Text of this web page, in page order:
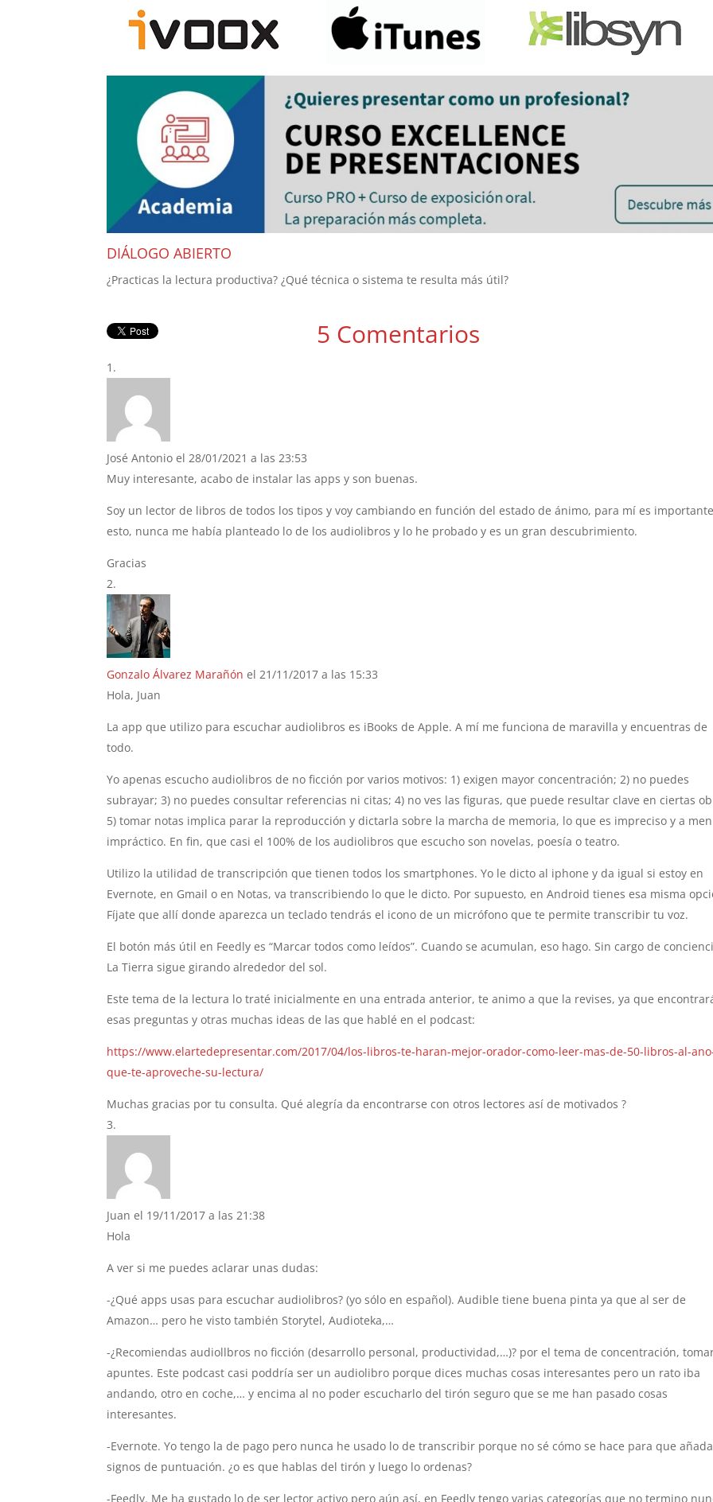
DIÁLOGO ABIERTO
¿Practicas la lectura productiva? ¿Qué técnica o sistema te resulta más útil?
5 Comentarios
José Antonio el 28/01/2021 a las 23:53
Muy interesante, acabo de instalar las apps y son buenas.
Soy un lector de libros de todos los tipos y voy cambiando en función del estado de ánimo, para mí es
esto, nunca me había planteado lo de los audiolibros y lo he probado y es un gran descubrimiento.
Gracias
Gonzalo Álvarez Marañón el 21/11/2017 a las 15:33
Hola, Juan
La app que utilizo para escuchar audiolibros es iBooks de Apple. A mí me funciona de maravilla y encuentras de
todo.
Yo apenas escucho audiolibros de no ficción por varios motivos: 1) exigen mayor concentración; 2) no puedes
subrayar; 3) no puedes consultar referencias ni citas; 4) no ves las figuras, que puede resultar clave en ciertas
5) tomar notas implica parar la reproducción y dictarla sobre la marcha de memoria, lo que es impreciso y a
impráctico. En fin, que casi el 100% de los audiolibros que escucho son novelas, poesía o teatro.
Utilizo la utilidad de transcripción que tienen todos los smartphones. Yo le dicto al iphone y da igual si estoy en
Evernote, en Gmail o en Notas, va transcribiendo lo que le dicto. Por supuesto, en Android tienes esa misma
Fíjate que allí donde aparezca un teclado tendrás el icono de un micrófono que te permite transcribir tu voz.
El botón más útil en Feedly es “Marcar todos como leídos”. Cuando se acumulan, eso hago. Sin cargo de
La Tierra sigue girando alrededor del sol.
Este tema de la lectura lo traté inicialmente en una entrada anterior, te animo a que la revises, ya que
esas preguntas y otras muchas ideas de las que hablé en el podcast:
https://www.elartedepresentar.com/2017/04/los-libros-te-haran-mejor-orador-como-leer-mas-de-50-libros-al-
que-te-aproveche-su-lectura/
Muchas gracias por tu consulta. Qué alegría da encontrarse con otros lectores así de motivados ?
Juan el 19/11/2017 a las 21:38
Hola
A ver si me puedes aclarar unas dudas:
-¿Qué apps usas para escuchar audiolibros? (yo sólo en español). Audible tiene buena pinta ya que al ser de
Amazon… pero he visto también Storytel, Audioteka,…
-¿Recomiendas audiollbros no ficción (desarrollo personal, productividad,…)? por el tema de concentración,
apuntes. Este podcast casi poddría ser un audiolibro porque dices muchas cosas interesantes pero un rato iba
andando, otro en coche,… y encima al no poder escucharlo del tirón seguro que se me han pasado cosas
interesantes.
-Evernote. Yo tengo la de pago pero nunca he usado lo de transcribir porque no sé cómo se hace para que
signos de puntuación. ¿o es que hablas del tirón y luego lo ordenas?
-Feedly. Me ha gustado lo de ser lector activo pero aún así, en Feedly tengo varias categorías que no termino